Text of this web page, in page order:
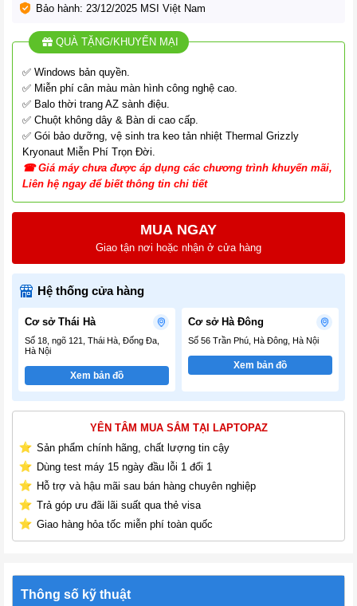
Bảo hành: 23/12/2025 MSI Việt Nam
QUÀ TẶNG/KHUYẾN MẠI
✅ Windows bản quyền.
✅ Miễn phí cân màu màn hình công nghệ cao.
✅ Balo thời trang AZ sành điệu.
✅ Chuột không dây & Bàn di cao cấp.
✅ Gói bảo dưỡng, vệ sinh tra keo tản nhiệt Thermal Grizzly
Kryonaut Miễn Phí Trọn Đời.
☎Giá máy chưa được áp dụng các chương trình khuyến mãi,
Liên hệ ngay để biết thông tin chi tiết
MUA NGAY
Giao tận nơi hoặc nhận ở cửa hàng
Hệ thống cửa hàng
Cơ sở Thái Hà
Số 18, ngõ 121, Thái Hà, Đống Đa,
Hà Nội
Xem bản đồ
Cơ sở Hà Đông
Số 56 Trần Phú, Hà Đông, Hà Nội
Xem bản đồ
YÊN TÂM MUA SẮM TẠI LAPTOPAZ
Sản phẩm chính hãng, chất lượng tin cậy
Dùng test máy 15 ngày đầu lỗi 1 đổi 1
Hỗ trợ và hậu mãi sau bán hàng chuyên nghiệp
Trả góp ưu đãi lãi suất qua thẻ visa
Giao hàng hỏa tốc miễn phí toàn quốc
Thông số kỹ thuật